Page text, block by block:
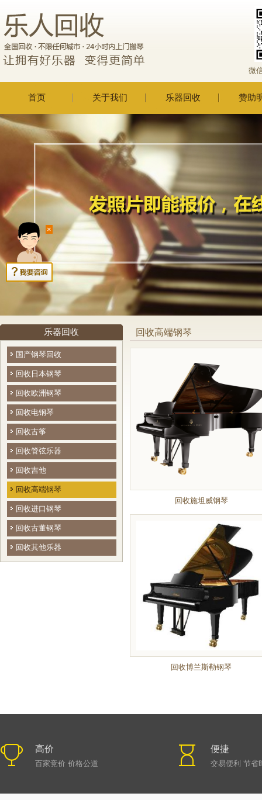
微
首页 关于我们 乐器回收 赞助
乐器回收
国产钢琴回收
回收日本钢琴
回收欧洲钢琴
回收电钢琴
回收古筝
回收管弦乐器
回收吉他
回收高端钢琴
回收进口钢琴
回收古董钢琴
回收其他乐器
回收高端钢琴
回收施坦威钢琴
回收博兰斯勒钢琴
高价
百家竞价 价格公道
便捷
交易便利 节省
×